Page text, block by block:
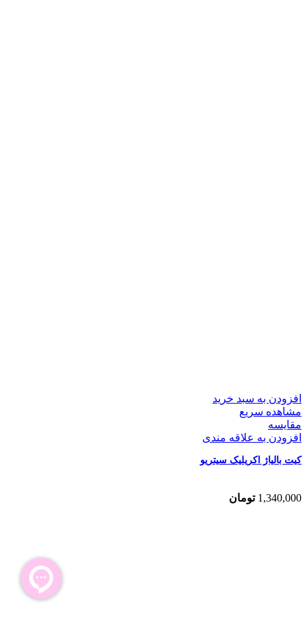
افزودن به سبد خرید
مشاهده سریع
مقایسه
افزودن به علاقه مندی
کیت بالیاژ اکریلیک سیتریو
1,340,000 تومان